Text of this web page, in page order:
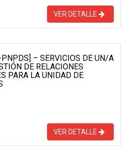
VER DETALLE
– SERVICIOS DE UN/A
DE RELACIONES
PARA LA UNIDAD DE
VER DETALLE